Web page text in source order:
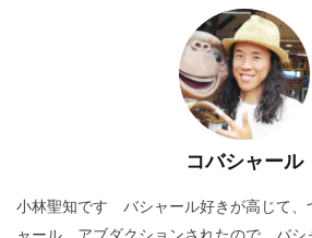
コバシャール
小林聖知です バシャール好きが高じて、
ャール アブダクションされたので、バシ